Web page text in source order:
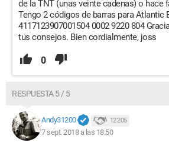
de la TNT (unas veinte cadenas) o hace
Tengo 2 códigos de barras para Atlantic
4117123907001504 0002 9220 804
tus consejos. Bien cordialmente, joss
0
RESPUESTA 5 / 5
Andy31200 12 205
7 sept. 2018 a las 18:50